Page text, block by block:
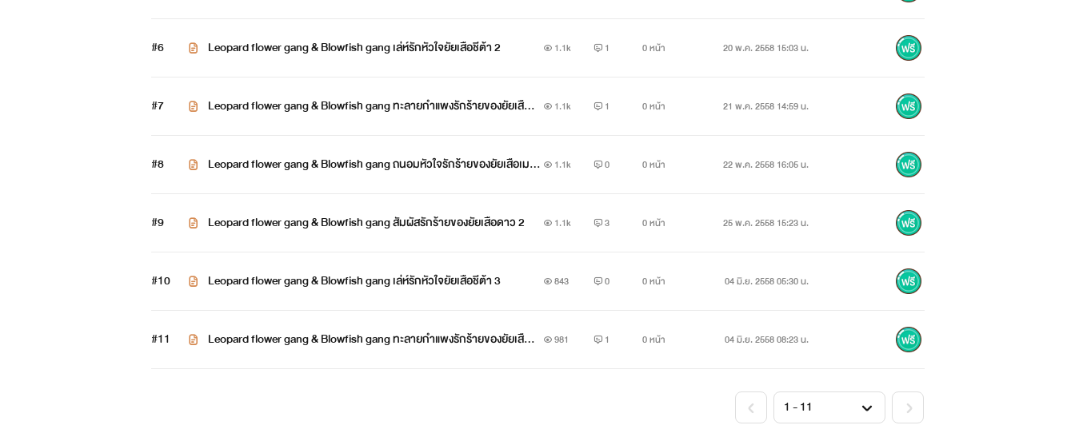
เป็นคนมั่นใจในตัวเองว่องไว สวยสง่ามีความสามารถด้านการแสดงแฟชั่นเป็นปากไวใจเร็ว
สวยสง่าคล่องตัวเป็นลูกของนักธุรกิจอสังหาริมทรัพย์และห้องเสื้อชื่อดังในอเมริกาและอื่นๆ
#6 Leopard flower gang & Blowfish gang เล่ห์รักหัวใจยัยเสือชีต้า 2 1.1k 1 0 หน้า 20 พ.ค. 2558 15:03 น.
#7
Leopard flower gang & Blowfish gang ทะลายกำแพงรักร้ายของยัยเสือจ
1.1k 1 0 หน้า 21 พ.ค. 2558 14:59 น.
#8
Leopard flower gang & Blowfish gang ถนอมหัวใจรักร้ายของยัยเสือเมฆ
1.1k 0 0 หน้า 22 พ.ค. 2558 16:05 น.
#9 Leopard flower gang & Blowfish gang สัมผัสรักร้ายของยัยเสือดาว 2 1.1k 3 0 หน้า 25 พ.ค. 2558 15:23 น.
#10 Leopard flower gang & Blowfish gang เล่ห์รักหัวใจยัยเสือชีต้า 3 843 0 0 หน้า 04 มิ.ย. 2558 05:30 น.
#11
Leopard flower gang & Blowfish gang ทะลายกำแพงรักร้ายของยัยเสือจ
981 1 0 หน้า 04 มิ.ย. 2558 08:23 น.